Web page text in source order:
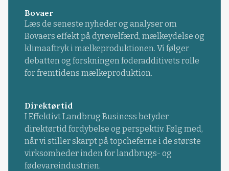
Bovaer
Læs de seneste nyheder og analyser om
Bovaers effekt på dyrevelfærd, mælkeydelse og
klimaaftryk i mælkeproduktionen. Vi følger
debatten og forskningen foderadditivets rolle
for fremtidens mælkeproduktion.
Direktørtid
I Effektivt Landbrug Business betyder
direktørtid fordybelse og perspektiv. Følg med,
når vi stiller skarpt på topcheferne i de største
virksomheder inden for landbrugs- og
fødevareindustrien.